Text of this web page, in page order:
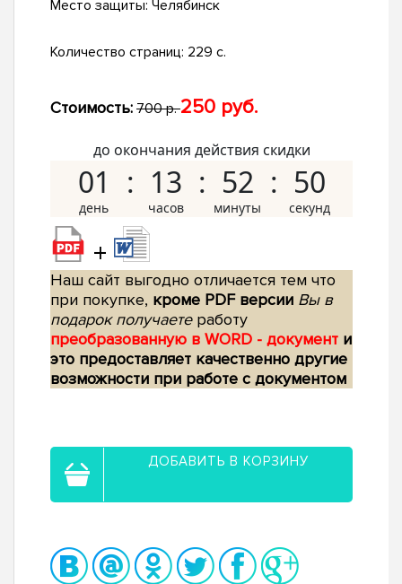
Место защиты: Челябинск
Количество страниц: 229 с.
Стоимость: 700 р.250 руб.
до окончания действия скидки
01 13 52 49
+
Наш сайт выгодно отличается тем что
при покупке, кроме PDF версии Вы в
подарок получаетеработу
преобразованную в WORD - документ и
это предоставляет качественно другие
возможности при работе с документом
ДОБАВИТЬ В КОРЗИНУ